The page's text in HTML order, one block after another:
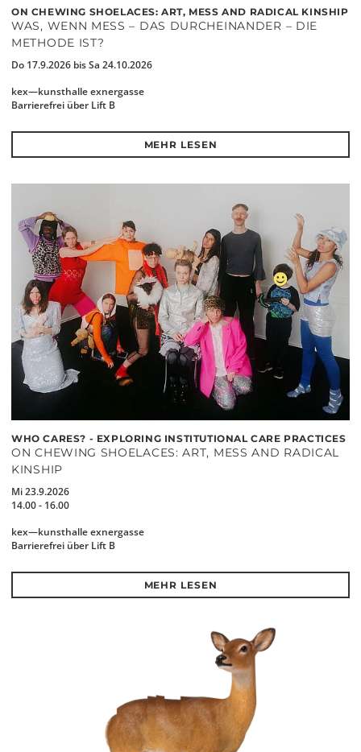
ON CHEWING SHOELACES: ART, MESS AND RADICAL KINSHIP
WAS, WENN MESS – DAS DURCHEINANDER – DIE
METHODE IST?
Do 17.9.2026 bis Sa 24.10.2026
kex—kunsthalle exnergasse
Barrierefrei über Lift B
MEHR LESEN
WHO CARES? - EXPLORING INSTITUTIONAL CARE PRACTICES
ON CHEWING SHOELACES: ART, MESS AND RADICAL
KINSHIP
Mi 23.9.2026
14.00 - 16.00
kex—kunsthalle exnergasse
Barrierefrei über Lift B
MEHR LESEN